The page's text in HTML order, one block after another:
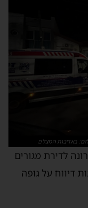
באדיבות המצלם
לדירת מגורים
דיווח על גופה